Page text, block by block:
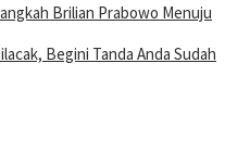
Brilian Prabowo Menuju
Begini Tanda Anda Sudah